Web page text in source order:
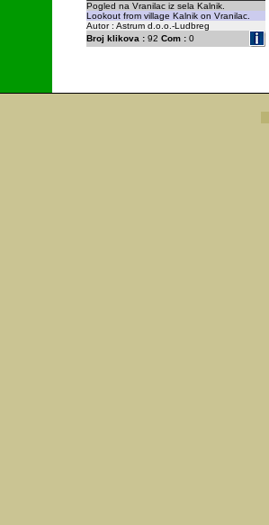
Pogled na Vranilac iz sela Kalnik.
Lookout from village Kalnik on Vranilac.
Autor : Astrum d.o.o.-Ludbreg
Broj klikova :92 Com :0